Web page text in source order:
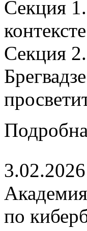
Секция
Секция
3.02.2026
по